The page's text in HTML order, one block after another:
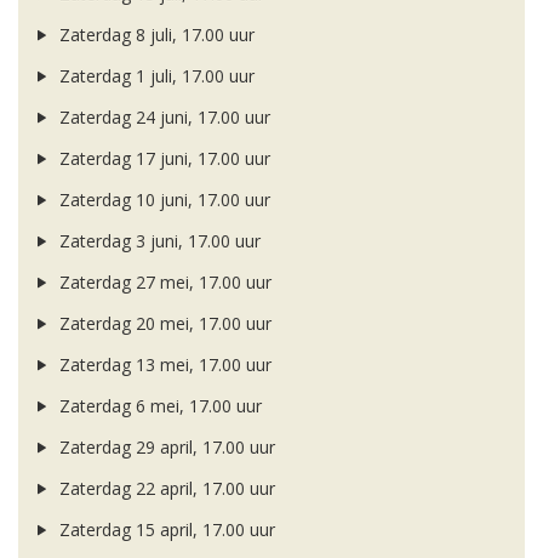
Zaterdag 8 juli, 17.00 uur
Zaterdag 1 juli, 17.00 uur
Zaterdag 24 juni, 17.00 uur
Zaterdag 17 juni, 17.00 uur
Zaterdag 10 juni, 17.00 uur
Zaterdag 3 juni, 17.00 uur
Zaterdag 27 mei, 17.00 uur
Zaterdag 20 mei, 17.00 uur
Zaterdag 13 mei, 17.00 uur
Zaterdag 6 mei, 17.00 uur
Zaterdag 29 april, 17.00 uur
Zaterdag 22 april, 17.00 uur
Zaterdag 15 april, 17.00 uur